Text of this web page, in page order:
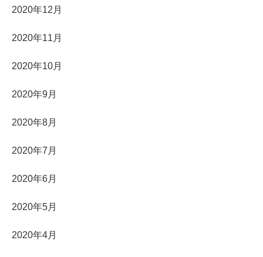
2020年12月
2020年11月
2020年10月
2020年9月
2020年8月
2020年7月
2020年6月
2020年5月
2020年4月